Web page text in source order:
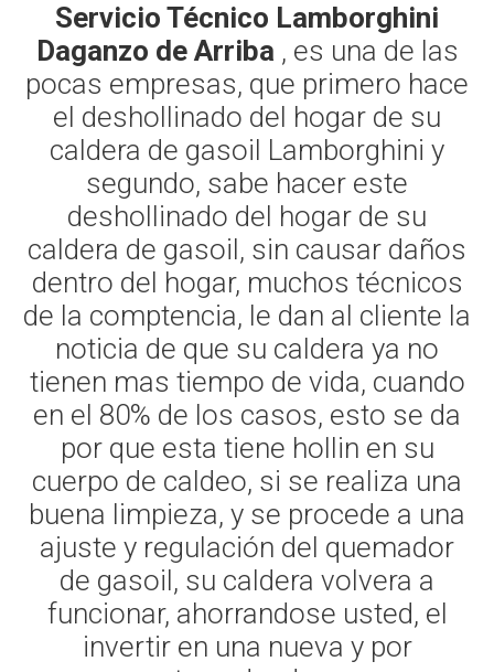
Servicio Técnico Lamborghini
Daganzo de Arriba , es una de las
pocas empresas, que primero hace
el deshollinado del hogar de su
caldera de gasoil Lamborghini y
segundo, sabe hacer este
deshollinado del hogar de su
caldera de gasoil, sin causar daños
dentro del hogar, muchos técnicos
de la comptencia, le dan al cliente la
noticia de que su caldera ya no
tienen mas tiempo de vida, cuando
en el 80% de los casos, esto se da
por que esta tiene hollin en su
cuerpo de caldeo, si se realiza una
buena limpieza, y se procede a una
ajuste y regulación del quemador
de gasoil, su caldera volvera a
funcionar, ahorrandose usted, el
invertir en una nueva y por